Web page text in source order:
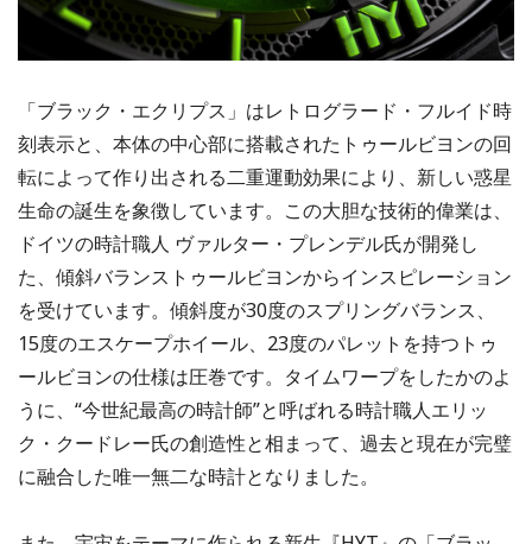
「ブラック・エクリプス」はレトログラード・フルイド時
刻表示と、本体の中心部に搭載されたトゥールビヨンの回
転によって作り出される二重運動効果により、新しい惑星
生命の誕生を象徴しています。この大胆な技術的偉業は、
ドイツの時計職人 ヴァルター・プレンデル氏が開発し
た、傾斜バランストゥールビヨンからインスピレーション
を受けています。傾斜度が30度のスプリングバランス、
15度のエスケープホイール、23度のパレットを持つトゥ
ールビヨンの仕様は圧巻です。タイムワープをしたかのよ
うに、“今世紀最高の時計師”と呼ばれる時計職人エリッ
ク・クードレー氏の創造性と相まって、過去と現在が完璧
に融合した唯一無二な時計となりました。